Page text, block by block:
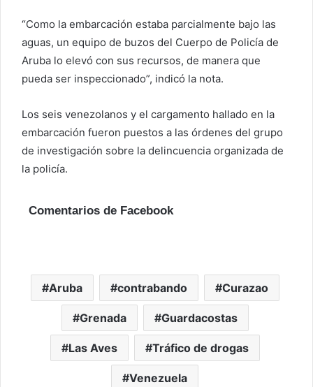
“Como la embarcación estaba parcialmente bajo las
aguas, un equipo de buzos del Cuerpo de Policía de
Aruba lo elevó con sus recursos, de manera que
pueda ser inspeccionado”, indicó la nota.
Los seis venezolanos y el cargamento hallado en la
embarcación fueron puestos a las órdenes del grupo
de investigación sobre la delincuencia organizada de
la policía.
Comentarios de Facebook
Aruba contrabando Curazao
Grenada Guardacostas
Las Aves Tráfico de drogas
Venezuela